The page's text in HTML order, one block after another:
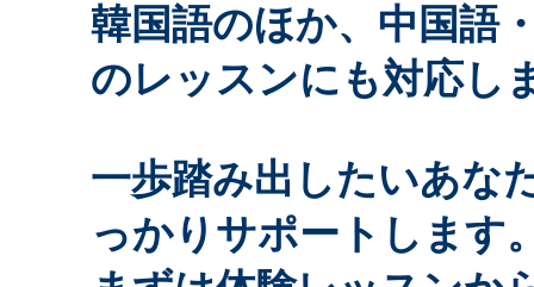
韓国語のほか、中国語
のレッスンにも対応し
一歩踏み出したいあな
っかりサポートします